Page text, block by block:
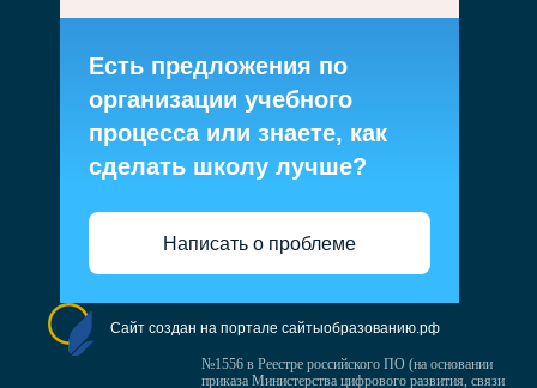
Есть предложения по
организации учебного
процесса или знаете, как
сделать школу лучше?
Написать о проблеме
Сайт создан на портале сайтыобразованию.рф
№1556 в Реестре российского ПО (на основании
приказа Министерства цифрового развития, связи